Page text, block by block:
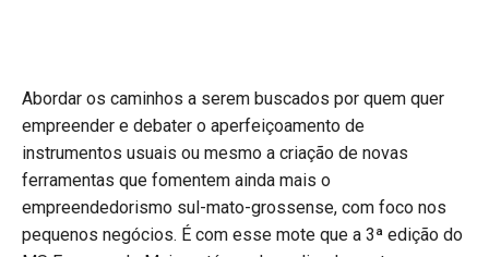
Abordar os caminhos a serem buscados por quem quer
empreender e debater o aperfeiçoamento de
instrumentos usuais ou mesmo a criação de novas
ferramentas que fomentem ainda mais o
empreendedorismo sul-mato-grossense, com foco nos
pequenos negócios. É com esse mote que a 3ª edição do